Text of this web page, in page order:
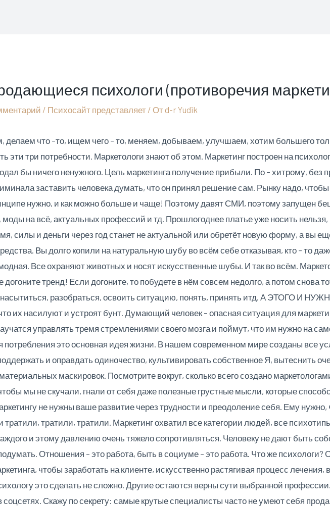
психологи (противоречия
/ Психосайт представляет / Отd-r Yudik
делаем что –то, ищем чего – то, меняем, добываем, улучшаем, хотим большего
эти три потребности. Маркетологи знают об этом. Маркетинг построен на
бы ничего ненужного. Цель маркетинга получение прибыли. По – хитрому, без
заставить человека думать, что он принял решение сам. Рынку надо,
нужно, и как можно больше и чаще! Поэтому давят СМИ, поэтому запущен
на всё, актуальных профессий и тд. Прошлогоднее платье уже носить
силы и деньги через год станет не актуальной или обретёт новую форму, а вы
Вы долго копили на натуральную шубу во всём себе отказывая, кто – то
Все охраняют животных и носят искусственные шубы. И так во всём.
догоните тренд! Если догоните, то побудете в нём совсем недолго, а потом снова
разобраться, освоить ситуацию, понять, принять итд. А ЭТОГО И
их насилуют и устроят бунт. Думающий человек – опасная ситуация для
управлять тремя стремлениями своего мозга и поймут, что им нужно на
потребления это основная идея жизни. В нашем современном мире созданы все
и оправдать одиночество, культивировать собственное Я, вытеснить
маскировок. Посмотрите вокруг, сколько всего создано
мы не скучали, гнали от себя даже полезные грустные мысли, которые
не нужны ваше развитие через трудности и преодоление себя. Ему
тратили, тратили, тратили. Маркетинг охватил все категории людей, все
и этому давлению очень тяжело сопротивляться. Человеку не дают быть
Отношения – это работа, быть в социуме – это работа. Что же
чтобы заработать на клиенте, искусственно растягивая процесс лечения,
это сделать не сложно. Другие остаются верны сути выбранной
соцсетях. Скажу по секрету: самые крутые специалисты часто не умеют себя